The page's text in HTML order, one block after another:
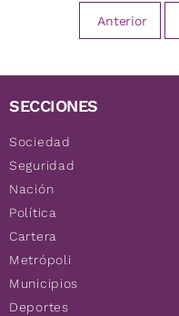
Anterior
SECCIONES
Sociedad
Seguridad
Nación
Política
Cartera
Metrópoli
Municipios
Deportes